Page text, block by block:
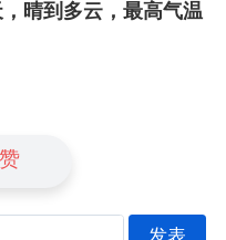
晴到多云，最高气温